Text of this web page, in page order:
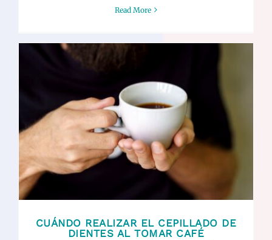
Read More
Cuándo realizar el cepillado de
dientes al tomar café
General
CUÁNDO REALIZAR EL CEPILLADO DE
DIENTES AL TOMAR CAFÉ